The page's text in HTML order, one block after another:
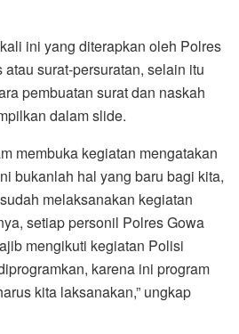
ini yang diterapkan oleh Polres
surat-persuratan, selain itu
pembuatan surat dan naskah
dalam slide.
membuka kegiatan mengatakan
bukanlah hal yang baru bagi kita,
melaksanakan kegiatan
setiap personil Polres Gowa
mengikuti kegiatan Polisi
karena ini program
kita laksanakan,” ungkap